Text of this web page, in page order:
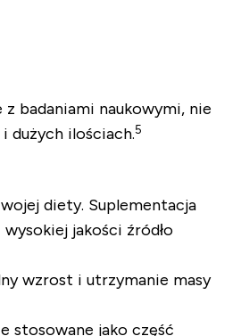
badaniami naukowymi, nie
dużych ilościach.5
diety. Suplementacja
jakości źródło
wzrost i utrzymanie masy
stosowane jako część